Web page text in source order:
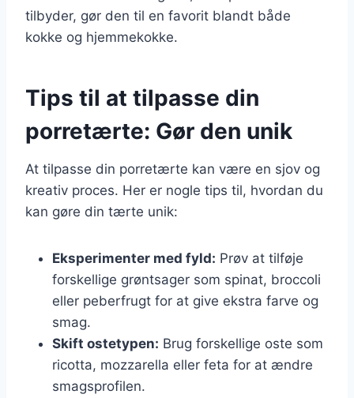
tilbyder, gør den til en favorit blandt både
kokke og hjemmekokke.
Tips til at tilpasse din
porretærte: Gør den unik
At tilpasse din porretærte kan være en sjov og
kreativ proces. Her er nogle tips til, hvordan du
kan gøre din tærte unik:
Eksperimenter med fyld: Prøv at tilføje
forskellige grøntsager som spinat, broccoli
eller peberfrugt for at give ekstra farve og
smag.
Skift ostetypen: Brug forskellige oste som
ricotta, mozzarella eller feta for at ændre
smagsprofilen.